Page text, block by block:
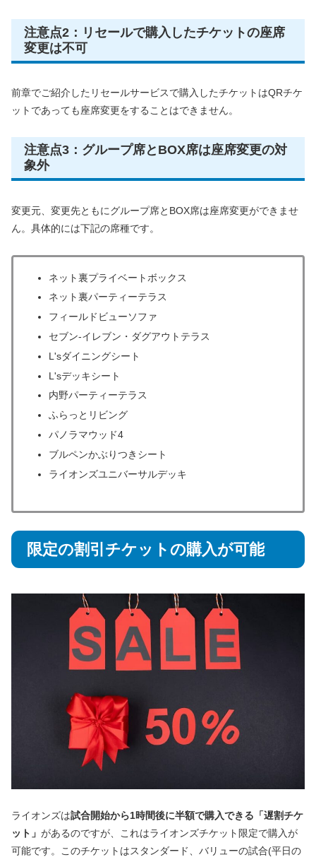
注意点2：リセールで購入したチケットの座席
変更は不可
前章でご紹介したリセールサービスで購入したチケットはQRチケ
ットであっても座席変更をすることはできません。
注意点3：グループ席とBOX席は座席変更の対
象外
変更元、変更先ともにグループ席とBOX席は座席変更ができませ
ん。具体的には下記の席種です。
ネット裏プライベートボックス
ネット裏パーティーテラス
フィールドビューソファ
セブン-イレブン・ダグアウトテラス
L'sダイニングシート
L'sデッキシート
内野パーティーテラス
ふらっとリビング
パノラマウッド4
ブルペンかぶりつきシート
ライオンズユニバーサルデッキ
限定の割引チケットの購入が可能
ライオンズは試合開始から1時間後に半額で購入できる「遅割チケ
ット」 があるのですが、これはライオンズチケット限定で購入が
可能です。このチケットはスタンダード、バリューの試合(平日の